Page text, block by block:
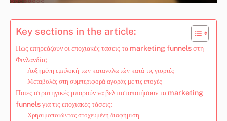
Key sections in the article:
Πώς επηρεάζουν οι εποχιακές τάσεις τα marketing funnels στη
Φινλανδία;
Αυξημένη εμπλοκή των καταναλωτών κατά τις γιορτές
Μεταβολές στη συμπεριφορά αγοράς με τις εποχές
Ποιες στρατηγικές μπορούν να βελτιστοποιήσουν τα marketing
funnels για τις εποχιακές τάσεις;
Χρησιμοποιώντας στοχευμένη διαφήμιση